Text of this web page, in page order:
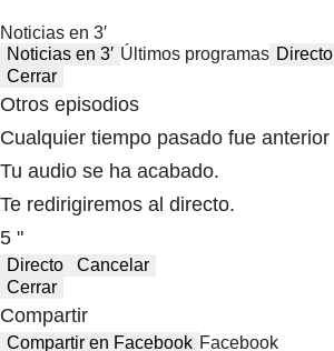
Noticias en 3′
Noticias en 3′ Últimos programas Directo
Cerrar
Otros episodios
Cualquier tiempo pasado fue anterior
Tu audio se ha acabado.
Te redirigiremos al directo.
5 "
Directo
Cancelar
Cerrar
Compartir
Compartir en Facebook Facebook